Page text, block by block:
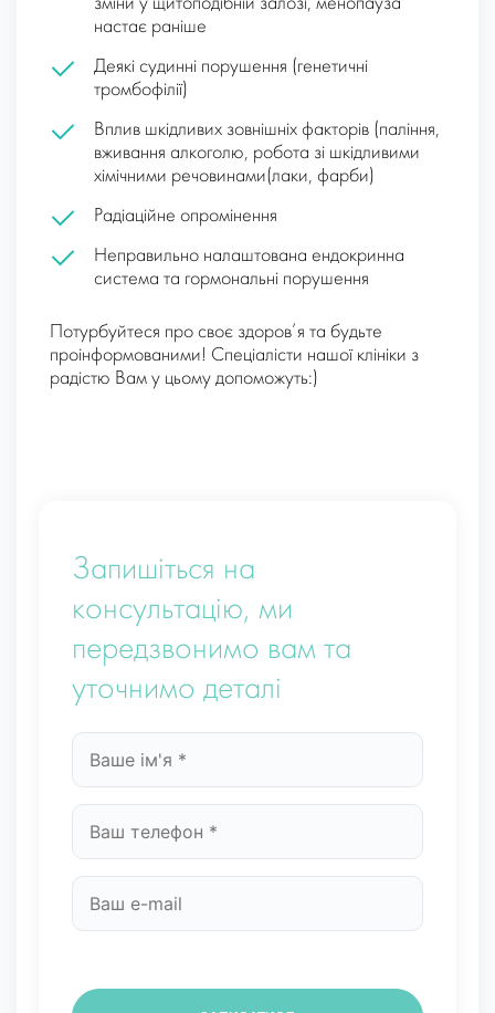
зміни у щитоподібній залозі, менопауза
настає раніше
Деякі судинні порушення (генетичні
тромбофілії)
Вплив шкідливих зовнішніх факторів (паління,
вживання алкоголю, робота зі шкідливими
хімічними речовинами(лаки, фарби)
Радіаційне опромінення
Неправильно налаштована ендокринна
система та гормональні порушення
Потурбуйтеся про своє здоров’я та будьте
проінформованими! Спеціалісти нашої клініки з
радістю Вам у цьому допоможуть:)
Запишіться на
консультацію, ми
передзвонимо вам та
уточнимо деталі